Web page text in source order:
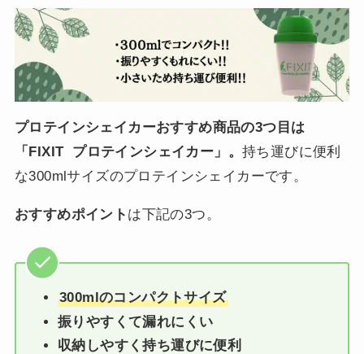
プロテインシェイカーおすすめ商品の3つ目は
「FIXIT プロテインシェイカー」。 持ち運びに便利
な300mlサイズのプロテインシェイカーです。
おすすめポイント は下記の3つ。
300mlのコンパクトサイズ
振りやすくて漏れにくい
収納しやすく持ち運びに便利